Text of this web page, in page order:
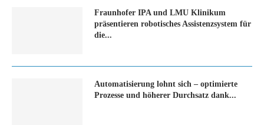
Fraunhofer IPA und LMU Klinikum
präsentieren robotisches Assistenzsystem für
die...
Automatisierung lohnt sich – optimierte
Prozesse und höherer Durchsatz dank...